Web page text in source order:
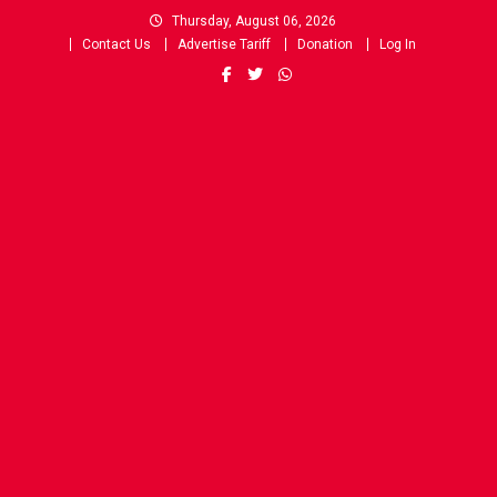
Thursday, August 06, 2026
Contact Us
Advertise Tariff Donation Log In